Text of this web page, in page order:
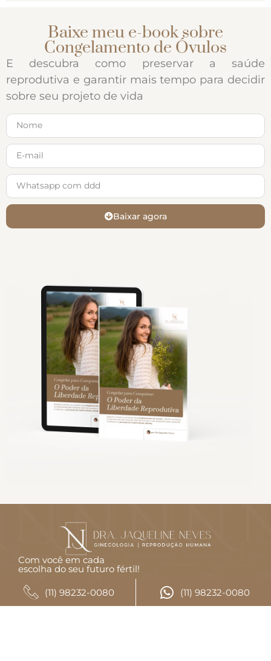
Baixe meu e-book sobre
Congelamento de Óvulos
E descubra como preservar a saúde
reprodutiva e garantir mais tempo para decidir
sobre seu projeto de vida
Baixar agora
Com você em cada
escolha do seu futuro fértil!
CONTATO
(11) 98232-0080
(11) 98232-0080 (11) 98232-0080